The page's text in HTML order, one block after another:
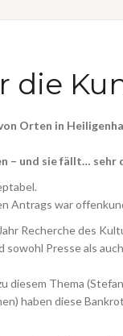
die
Orten in
– und sie fällt… sehr
Antrags war
Recherche des
Presse als
diesem Thema
haben diese